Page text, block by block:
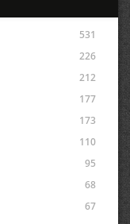
531
226
212
177
173
110
95
68
67